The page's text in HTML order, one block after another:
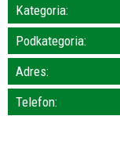
Kategoria:
Podkategoria:
Adres:
Telefon: